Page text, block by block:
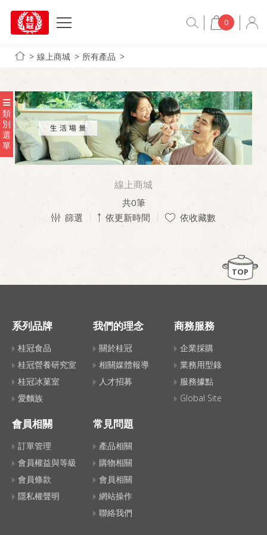
0
線上商城 所有產品
類
別
選
單
線上商城
共0筆
篩選
依更新時間 依收藏數
TOP
系列品牌
桂冠食品
桂冠營養研究室
桂冠冰菓室
愛麵族
我們的理念
關於桂冠
相關媒體報導
人才招募
商務服務
企業採購
業務用型錄
服務據點
Global Site
會員相關
訂單管理
會員權益與等級
會員條款
隱私權聲明
常見問題
產品相關
購物相關
會員相關
網站操作
聯絡我們